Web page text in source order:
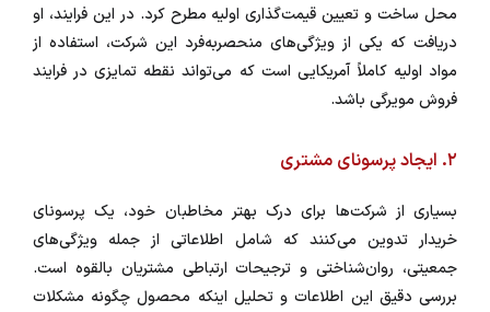
محل ساخت و تعیین قیمت‌گذاری اولیه مطرح کرد. در این فرایند، او
دریافت که یکی از ویژگی‌های منحصربه‌فرد این شرکت، استفاده از
مواد اولیه کاملاً آمریکایی است که می‌تواند نقطه تمایزی در فرایند
فروش مویرگی باشد.
۲. ایجاد پرسونای مشتری
بسیاری از شرکت‌ها برای درک بهتر مخاطبان خود، یک پرسونای
خریدار تدوین می‌کنند که شامل اطلاعاتی از جمله ویژگی‌های
جمعیتی، روان‌شناختی و ترجیحات ارتباطی مشتریان بالقوه است.
بررسی دقیق این اطلاعات و تحلیل اینکه محصول چگونه مشکلات